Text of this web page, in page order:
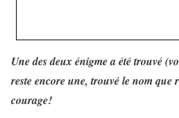
Une des deux énigme a été trouvé
reste encore une, trouvé le nom que
courage!